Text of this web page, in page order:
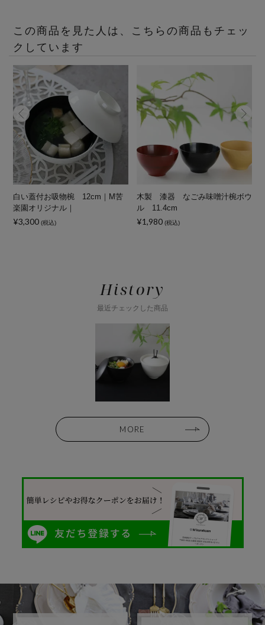
この商品を見た人は、こちらの商品もチェッ
クしています
白い蓋付お吸物椀 12cm｜M苦
楽園オリジナル｜
¥3,300 (税込)
木製 漆器 なごみ味噌汁椀ボウ
ル 11.4cm
¥1,980 (税込)
History
最近チェックした商品
MORE